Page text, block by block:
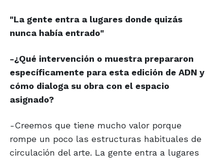
"La gente entra a lugares donde quizás
nunca había entrado"
-¿Qué intervención o muestra prepararon
específicamente para esta edición de ADN y
cómo dialoga su obra con el espacio
asignado?
-Creemos que tiene mucho valor porque
rompe un poco las estructuras habituales de
circulación del arte. La gente entra a lugares